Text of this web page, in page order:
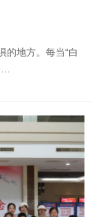
的地方。每当“白
…